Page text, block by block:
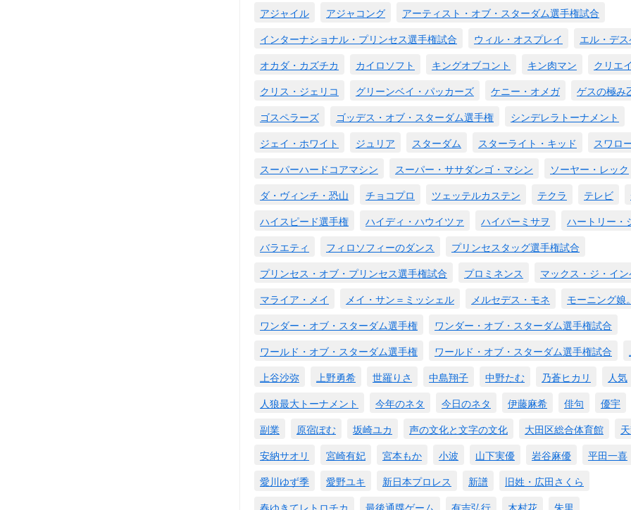
アジャイル
アジャコング
アーティスト・オブ・スターダム選手権試合
インターナショナル・プリンセス選手権試合
ウィル・オスプレイ
エル・デ
オカダ・カズチカ
カイロソフト キングオブコント キン肉マン
クリエ
クリス・ジェリコ
グリーンベイ・パッカーズ ケニー・オメガ
ゲスの極み
ゴスペラーズ
ゴッデス・オブ・スターダム選手権
シンデレラトーナメント
ジェイ・ホワイト
ジュリア スターダム スターライト・キッド
スワロ
スーパーハードコアマシン
スーパー・ササダンゴ・マシン
ソーヤー・レック
ダ・ヴィンチ・恐山
チョコプロ ツェッテルカステン テクラ テレビ
ハイスピード選手権
ハイディ・ハウイツァ ハイパーミサヲ
ハートリー・
バラエティ
フィロソフィーのダンス
プリンセスタッグ選手権試合
プリンセス・オブ・プリンセス選手権試合
プロミネンス
マックス・ジ・イ
マライア・メイ
メイ・サン＝ミッシェル メルセデス・モネ
モーニング娘。
ワンダー・オブ・スターダム選手権
ワンダー・オブ・スターダム選手権試合
ワールド・オブ・スターダム選手権
ワールド・オブ・スターダム選手権試合
上谷沙弥
上野勇希 世羅りさ 中島翔子 中野たむ 乃蒼ヒカリ
人気
人狼最大トーナメント
今年のネタ 今日のネタ 伊藤麻希 俳句 優宇
副業
原宿ぽむ 坂崎ユカ 声の文化と文字の文化 大田区総合体育館
安納サオリ
宮崎有妃 宮本もか 小波 山下実優 岩谷麻優
平田一喜
愛川ゆず季
愛野ユキ 新日本プロレス 新譜
旧姓・広田さくら
春ゆきてレトロチカ
最後通牒ゲーム 有吉弘行 木村花 朱里